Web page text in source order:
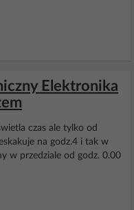
Elektronika
czas ale tylko od
na godz.4 i tak w
w przedziale od godz. 0.00